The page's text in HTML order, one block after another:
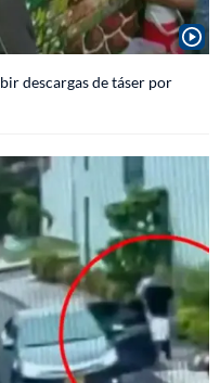
descargas de táser por